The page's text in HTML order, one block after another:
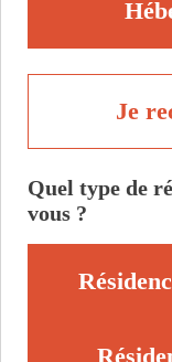
Je
Quel type de
vous ?